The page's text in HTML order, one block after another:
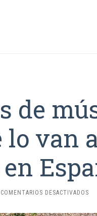
de
van
COMENTARIOS DESACTIVADOS